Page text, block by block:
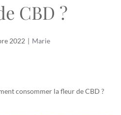
CBD ?
2022 | Marie
consommer la fleur de CBD ?